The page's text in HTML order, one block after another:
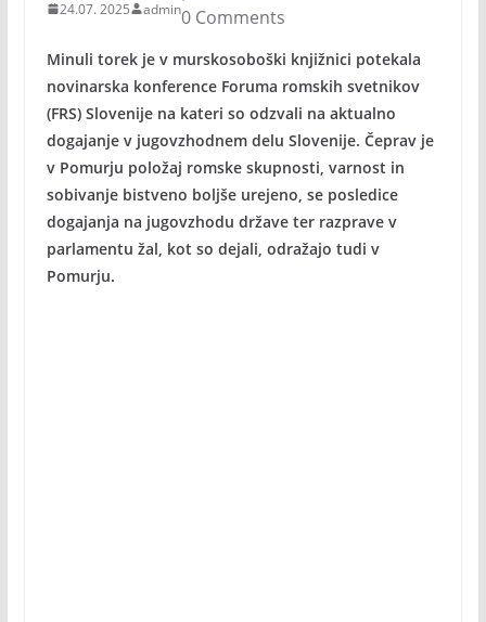
24.07. 2025 admin0 Comments
Minuli torek je v murskosoboški knjižnici potekala
novinarska konference Foruma romskih svetnikov
(FRS) Slovenije na kateri so odzvali na aktualno
dogajanje v jugovzhodnem delu Slovenije. Čeprav je
v Pomurju položaj romske skupnosti, varnost in
sobivanje bistveno boljše urejeno, se posledice
dogajanja na jugovzhodu države ter razprave v
parlamentu žal, kot so dejali, odražajo tudi v
Pomurju.